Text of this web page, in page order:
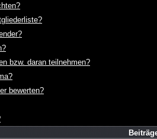
bzw. daran teilnehmen?
bewerten?